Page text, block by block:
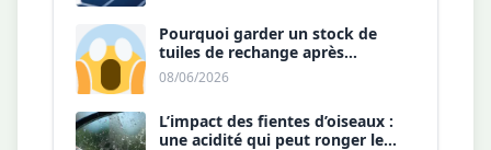
Pourquoi garder un stock de
tuiles de rechange après
l’installation est une sécurité ?
08/06/2026
L’impact des fientes d’oiseaux :
une acidité qui peut ronger le